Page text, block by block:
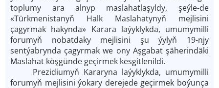
toplumy ara alnyp maslahatlaşyldy, şeýle-de
«Türkmenistanyň Halk Maslahatynyň mejlisini
çagyrmak hakynda» Karara laýyklykda, umumymilli
forumyň nobatdaky mejlisini şu ýylyň 19-njy
sentýabrynda çagyrmak we ony Aşgabat şäherindäki
Maslahat köşgünde geçirmek kesgitlenildi.
Prezidiumyň Kararyna laýyklykda, umumymilli
forumyň mejlisini ýokary derejede geçirmek boýunça